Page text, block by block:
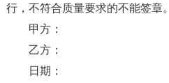
行，不符合质量要求的不能签章。
甲方：
乙方：
日期：